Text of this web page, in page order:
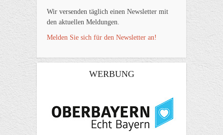
Wir versenden täglich einen Newsletter mit
den aktuellen Meldungen.
Melden Sie sich für den Newsletter an!
WERBUNG